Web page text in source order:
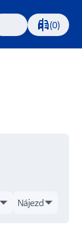
Vyhledávání (0)
Nájezd